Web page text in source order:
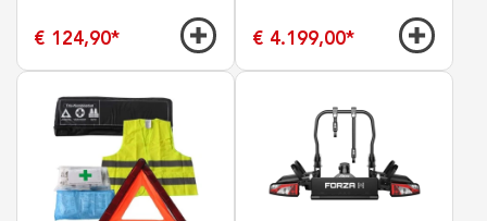
€ 124,90* € 4.199,00*